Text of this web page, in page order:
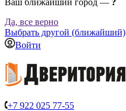
Ваш ближайший город — ?
Да, все верно
Выбрать другой (ближайший)
Войти
+7 922 025 77-55